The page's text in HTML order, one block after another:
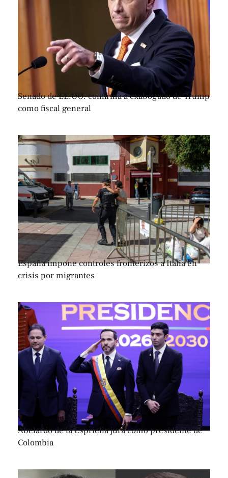
Senado de EE.UU. confirma a exabogado de Trump
como fiscal general
España impone controles fronterizos a Italia en
crisis por migrantes
Abelardo de la Espriella jura como presidente de
Colombia